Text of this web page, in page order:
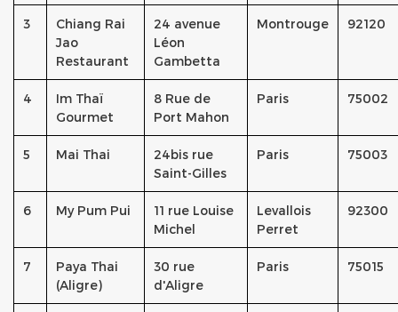
3
Chiang Rai
Jao
Restaurant
24 avenue
Léon
Gambetta
Montrouge 92120
4
Im Thaï
Gourmet
8 Rue de
Port Mahon
Paris 75002
5 Mai Thai
24bis rue
Saint-Gilles
Paris 75003
6 My Pum Pui
11 rue Louise
Michel
Levallois
Perret
92300
7
Paya Thai
(Aligre)
30 rue
d'Aligre
Paris 75015